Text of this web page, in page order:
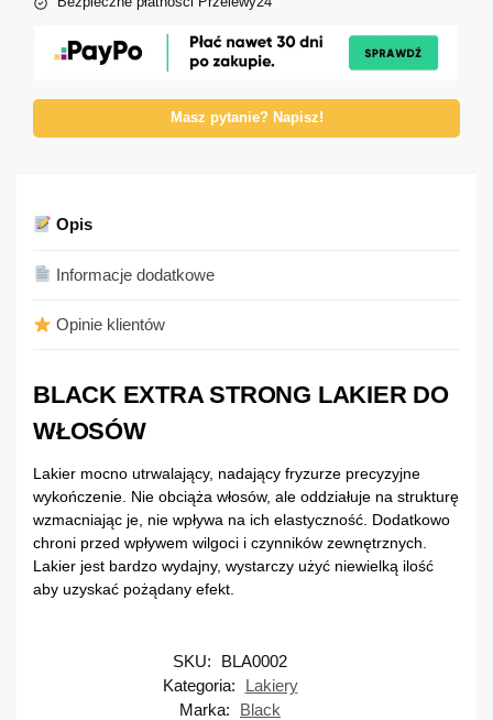
Masz pytanie? Napisz!
Opis
Informacje dodatkowe
Opinie klientów
BLACK EXTRA STRONG LAKIER DO
WŁOSÓW
Lakier mocno utrwalający, nadający fryzurze precyzyjne
wykończenie. Nie obciąża włosów, ale oddziałuje na strukturę
wzmacniając je, nie wpływa na ich elastyczność. Dodatkowo
chroni przed wpływem wilgoci i czynników zewnętrznych.
Lakier jest bardzo wydajny, wystarczy użyć niewielką ilość
aby uzyskać pożądany efekt.
SKU:
BLA0002
Kategoria:
Lakiery
Marka:
Black